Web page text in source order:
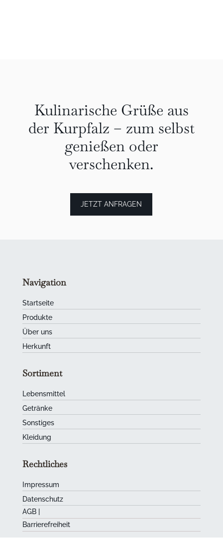
Kulinarische Grüße aus
der Kurpfalz – zum selbst
genießen oder
verschenken.
JETZT ANFRAGEN
Navigation
Startseite
Produkte
Über uns
Herkunft
Sortiment
Lebensmittel
Getränke
Sonstiges
Kleidung
Rechtliches
Impressum
Datenschutz
AGB|
Barrierefreiheit